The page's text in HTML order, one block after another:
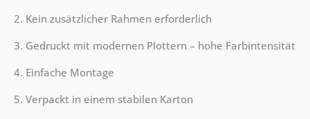
2. Kein zusätzlicher Rahmen erforderlich
3. Gedruckt mit modernen Plottern – hohe Farbintensität
4. Einfache Montage
5. Verpackt in einem stabilen Karton